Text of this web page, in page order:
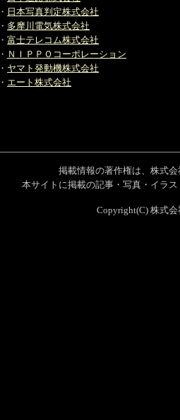
・ 日本写真判定株式会社
・ 多摩川電気株式会社
・ 富士テレコム株式会社
・ ＮＩＰＰＯコーポレーション
・ ヤマト発動機株式会社
・ エート株式会社
掲載情報の著作権は、株式
本サイトに掲載の記事・写真・イラ
Copyright(C) 株式